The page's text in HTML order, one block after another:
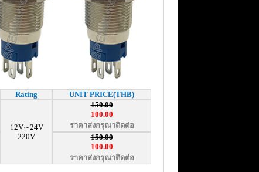
Rating UNIT PRICE(THB)
12V∼24V
220V
150.00
100.00
ราคาส่งกรุณาติดต่อ
150.00
100.00
ราคาส่งกรุณาติดต่อ